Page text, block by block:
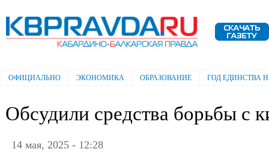
Электронная газета "Кабардино-
Балкарская правда"
Главное меню
ОФИЦИАЛЬНО ЭКОНОМИКА ОБРАЗОВАНИЕ ГОД ЕДИНСТВА
Обсудили средства борьбы с
14 мая, 2025 - 12:28